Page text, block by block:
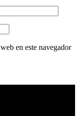
en este navegador